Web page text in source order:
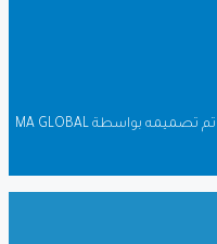
© جميع الحقوق محفوظة لشركة MAXIST | تم تصميمه بواسطة MA GLOBAL